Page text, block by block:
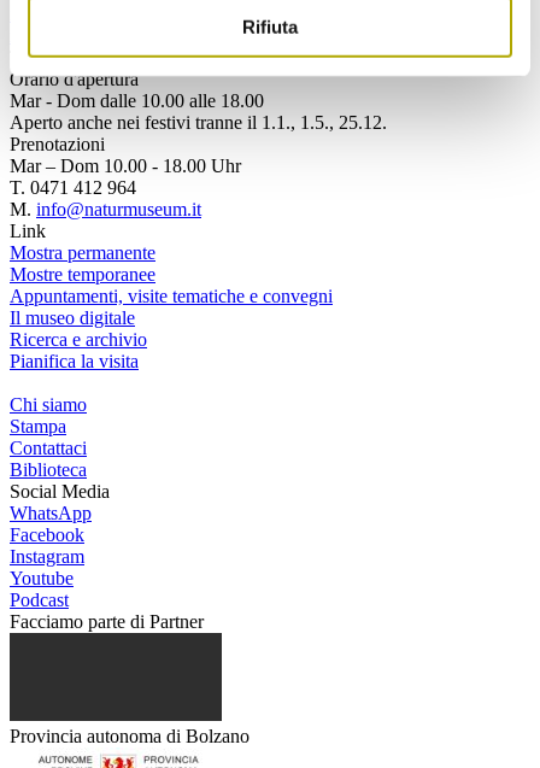
Rifiuta
T.+39 0471 412 964
Orario d'apertura
Mar - Dom dalle 10.00 alle 18.00
Aperto anche nei festivi tranne il 1.1., 1.5., 25.12.
Prenotazioni
Mar – Dom 10.00 - 18.00 Uhr
T. 0471 412 964
M. info@naturmuseum.it
Link
Mostra permanente
Mostre temporanee
Appuntamenti, visite tematiche e convegni
Il museo digitale
Ricerca e archivio
Pianifica la visita
Chi siamo
Stampa
Contattaci
Biblioteca
Social Media
WhatsApp
Facebook
Instagram
Youtube
Podcast
Facciamo parte di Partner
Provincia autonoma di Bolzano